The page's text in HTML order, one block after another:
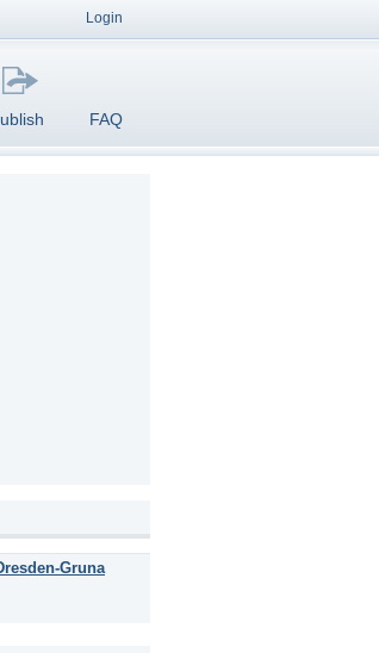
Login
FAQ
Gruna